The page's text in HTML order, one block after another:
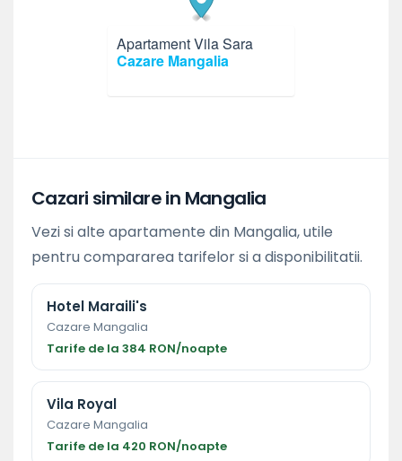
Apartament Vila Sara
Cazare Mangalia
Cazari similare in Mangalia
Vezi si alte apartamente din Mangalia, utile
pentru compararea tarifelor si a disponibilitatii.
Hotel Maraili's
Cazare Mangalia
Tarife de la 384 RON/noapte
Vila Royal
Cazare Mangalia
Tarife de la 420 RON/noapte